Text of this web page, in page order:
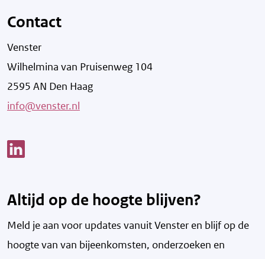
Contact
Venster
Wilhelmina van Pruisenweg 104
2595 AN Den Haag
info@venster.nl
Altijd op de hoogte blijven?
Meld je aan voor updates vanuit Venster en blijf op de
hoogte van van bijeenkomsten, onderzoeken en